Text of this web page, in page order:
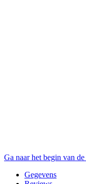
Ga naar het begin van
Gegevens